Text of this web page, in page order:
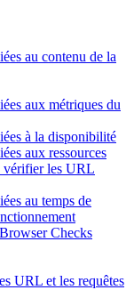
au contenu de la
aux métriques du
à la disponibilité
aux ressources
vérifier les URL
au temps de
Checks
URL et les requêtes